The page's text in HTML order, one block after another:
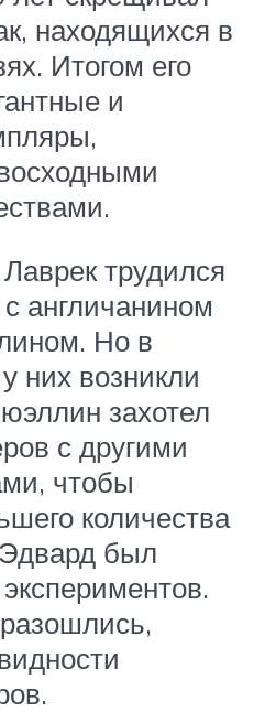
находящихся в
Итогом его
и
трудился
англичанином
Но в
них возникли
захотел
с другими
чтобы
количества
был